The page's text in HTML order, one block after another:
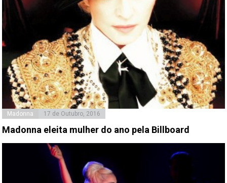
Madonna 17 de Outubro, 2016
Madonna eleita mulher do ano pela Billboard